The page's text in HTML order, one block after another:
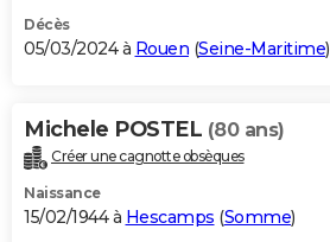
Décès
05/03/2024 à Rouen (Seine-Maritime)
Michele POSTEL (80 ans)
Créer une cagnotte obsèques
Naissance
15/02/1944 à Hescamps (Somme)